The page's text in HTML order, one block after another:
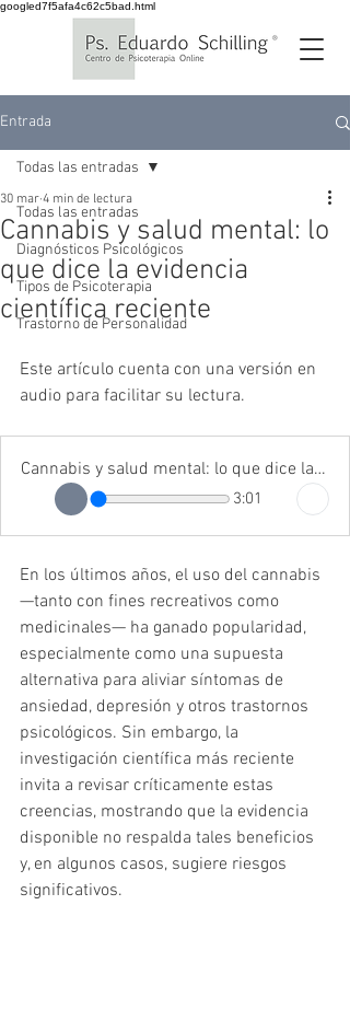
googled7f5afa4c62c5bad.html
Entrada
Todas las entradas
Diagnósticos Psicológicos
Tipos de Psicoterapia
Trastorno de Personalidad
Todas las entradas
Cannabis y salud mental: lo
que dice la evidencia
científica reciente
30 mar 4 min de lectura
Este artículo cuenta con una versión en
audio para facilitar su lectura.
Cannabis y salud mental: lo que dice la evidencia científica reciente
3:01
En los últimos años, el uso del cannabis
—tanto con fines recreativos como
medicinales— ha ganado popularidad,
especialmente como una supuesta
alternativa para aliviar síntomas de
ansiedad, depresión y otros trastornos
psicológicos. Sin embargo, la
investigación científica más reciente
invita a revisar críticamente estas
creencias, mostrando que la evidencia
disponible no respalda tales beneficios
y, en algunos casos, sugiere riesgos
significativos.